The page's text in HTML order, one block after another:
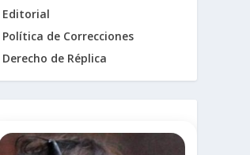
Editorial
Política de Correcciones
Derecho de Réplica